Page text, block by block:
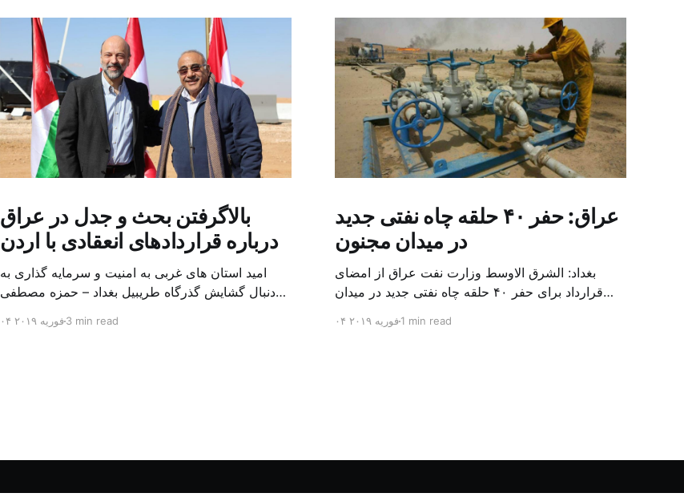
بالاگرفتن بحث و جدل در عراق
درباره قراردادهای انعقادی با اردن
امید استان های غربی به امنیت و سرمایه گذاری به
دنبال گشایش گذرگاه طریبیل بغداد – حمزه مصطفی
طریبیل توسط عادل عبد المهدی نخست وزیر عراق و
۰۴ فوریه ۲۰۱۹3 min read
عراق: حفر ۴۰ حلقه چاه نفتی جدید
در میدان مجنون
بغداد: الشرق الاوسط وزارت نفت عراق از امضای
قرارداد برای حفر ۴۰ حلقه چاه نفتی جدید در میدان
محمد خضیر مدعامل شرکت حفاری عراق روز یکشنبه
۰۴ فوریه ۲۰۱۹1 min read